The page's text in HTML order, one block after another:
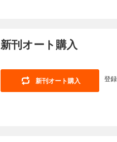
害時、君が犯罪に
でタイムスリップ!?
[別冊付録]最強の頭
見に行こう！ 南極
灯 おうちや教室ですぐできる！ トッポとチィのひまつぶし実験室 なぜ？
スト こんなの撮
ッチと動いて見え
害時に安全かどう
たち。その正体は何
ともいわれるゾウの
しができません。 ※
非公開となる予定ですのでご了承ください。 目
ンタビュー まんが
子供の科学 2025
新刊オート購入
新刊オート購入 登